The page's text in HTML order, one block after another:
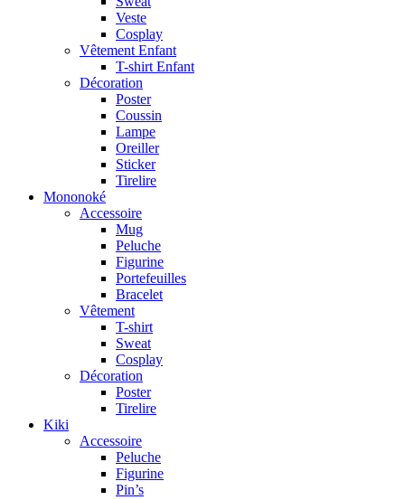
Veste
Cosplay
Vêtement Enfant
T-shirt Enfant
Décoration
Poster
Coussin
Lampe
Oreiller
Sticker
Tirelire
Mononoké
Accessoire
Mug
Peluche
Figurine
Portefeuilles
Bracelet
Vêtement
T-shirt
Sweat
Cosplay
Décoration
Poster
Tirelire
Kiki
Accessoire
Peluche
Figurine
Pin’s